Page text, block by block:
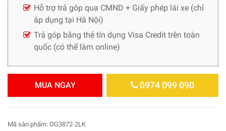
Hỗ trợ trả góp qua CMND + Giấy phép lái xe (chỉ
áp dụng tại Hà Nội)
Trả góp bằng thẻ tín dụng Visa Credit trên toàn
quốc (có thể làm online)
MUA NGAY 0974 099 090
Mã sản phẩm: OG3872-2LK